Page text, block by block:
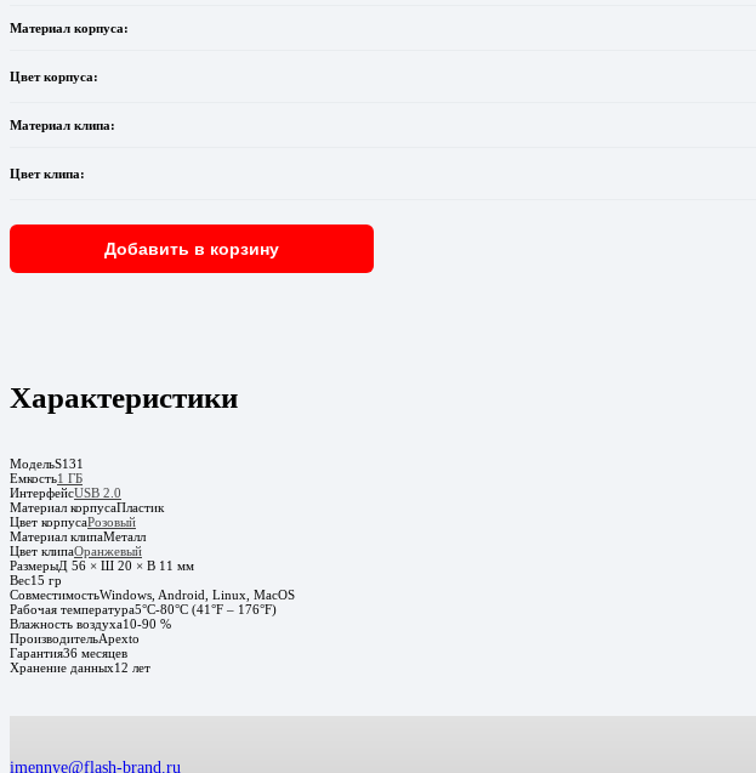
Материал корпуса:
Цвет корпуса:
Материал клипа:
Цвет клипа:
Добавить в корзину
Характеристики
МодельS131
Емкость1 ГБ
ИнтерфейсUSB 2.0
Материал корпусаПластик
Цвет корпусаРозовый
Материал клипаМеталл
Цвет клипаОранжевый
РазмерыД 56 × Ш 20 × В 11 мм
Вес15 гр
СовместимостьWindows, Android, Linux, MacOS
Рабочая температура5°C-80°C (41°F – 176°F)
Влажность воздуха10-90 %
ПроизводительApexto
Гарантия36 месяцев
Хранение данных12 лет
imennye@flash-brand.ru